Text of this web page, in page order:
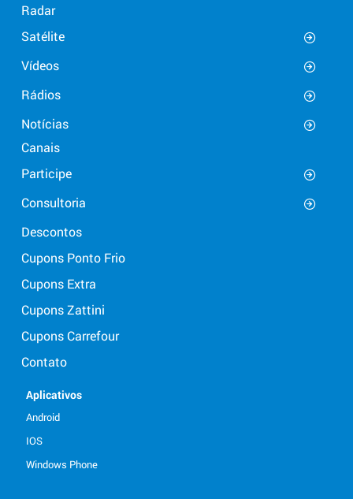
Radar
Satélite
Vídeos
Rádios
Notícias
Canais
Participe
Consultoria
Descontos
Cupons Ponto Frio
Cupons Extra
Cupons Zattini
Cupons Carrefour
Contato
Aplicativos
Android
IOS
Windows Phone